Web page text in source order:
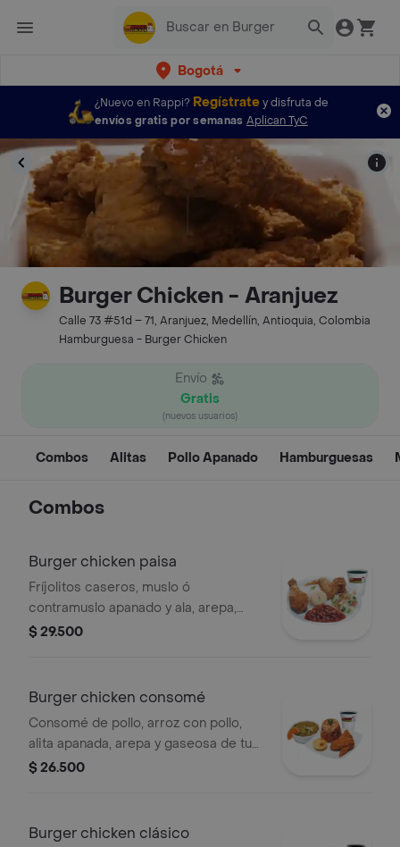
Bogotá
¿Nuevo en Rappi? Regístratey disfruta de
envíos gratis por semanas Aplican TyC
Burger Chicken - Aranjuez
Calle 73 #51d – 71, Aranjuez, Medellín, Antioquia, Colombia
Hamburguesa - Burger Chicken
Envío
Gratis
(nuevos usuarios)
Combos Alitas Pollo Apanado Hamburguesas
Combos
Burger chicken paisa
Fríjolitos caseros, muslo ó
contramuslo apanado y ala, arepa,
arroz blanco, ensalada de tu
$ 29.500
Burger chicken consomé
Consomé de pollo, arroz con pollo,
alita apanada, arepa y gaseosa de tu
preferencia
$ 26.500
Burger chicken clásico